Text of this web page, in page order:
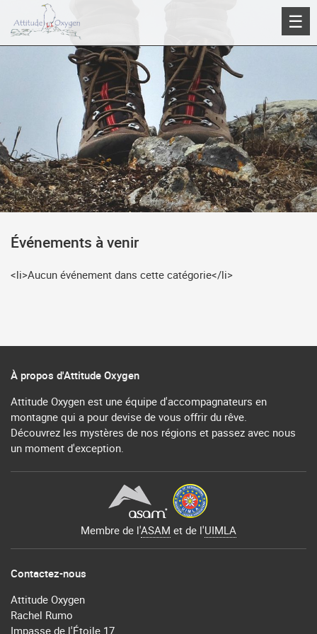
contenu
☰
Événements à venir
<li>Aucun événement dans cette catégorie</li>
À propos d'Attitude Oxygen
Attitude Oxygen est une équipe d'accompagnateurs en
montagne qui a pour devise de vous offrir du rêve.
Découvrez les mystères de nos régions et passez avec nous
un moment d'exception.
Membre de l'ASAM et de l'UIMLA
Contactez-nous
Attitude Oxygen
Rachel Rumo
Impasse de l'Étoile 17